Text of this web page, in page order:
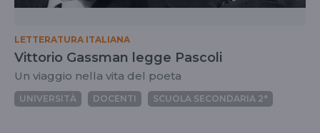
LETTERATURA ITALIANA
Vittorio Gassman legge Pascoli
Un viaggio nella vita del poeta
UNIVERSITÀ DOCENTI SCUOLA SECONDARIA 2°